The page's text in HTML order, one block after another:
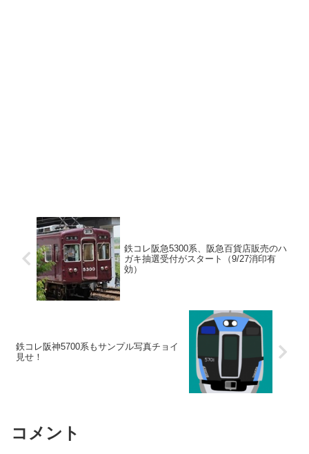
鉄コレ阪急5300系、阪急百貨店販売のハ
ガキ抽選受付がスタート（9/27消印有
効）
鉄コレ阪神5700系もサンプル写真チョイ
見せ！
コメント